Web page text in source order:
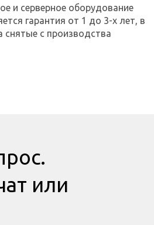
и серверное оборудование
гарантия от 1 до 3-х лет, в
снятые с производства
или